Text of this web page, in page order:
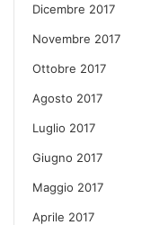
Dicembre 2017
Novembre 2017
Ottobre 2017
Agosto 2017
Luglio 2017
Giugno 2017
Maggio 2017
Aprile 2017